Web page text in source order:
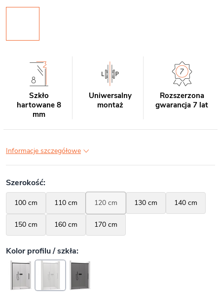
Szkło
hartowane 8
mm
Uniwersalny
montaż
Rozszerzona
gwarancja 7 lat
Informacje szczegółowe